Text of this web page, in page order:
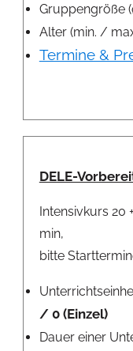
Gruppengröße
Alter (min. /
Termine &
DELE-
Intensivkurs 20
min,
bitte
/ 0 (Einzel)
Dauer einer